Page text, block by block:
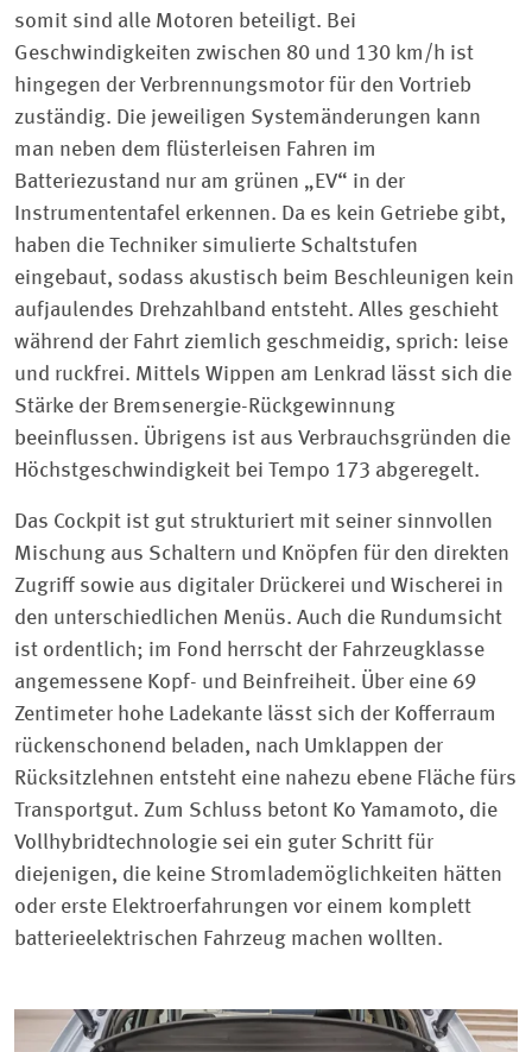
somit sind alle Motoren beteiligt. Bei
Geschwindigkeiten zwischen 80 und 130 km/h ist
hingegen der Verbrennungsmotor für den Vortrieb
zuständig. Die jeweiligen Systemänderungen kann
man neben dem flüsterleisen Fahren im
Batteriezustand nur am grünen „EV“ in der
Instrumententafel erkennen. Da es kein Getriebe gibt,
haben die Techniker simulierte Schaltstufen
eingebaut, sodass akustisch beim Beschleunigen kein
aufjaulendes Drehzahlband entsteht. Alles geschieht
während der Fahrt ziemlich geschmeidig, sprich: leise
und ruckfrei. Mittels Wippen am Lenkrad lässt sich die
Stärke der Bremsenergie-Rückgewinnung
beeinflussen. Übrigens ist aus Verbrauchsgründen die
Höchstgeschwindigkeit bei Tempo 173 abgeregelt.
Das Cockpit ist gut strukturiert mit seiner sinnvollen
Mischung aus Schaltern und Knöpfen für den direkten
Zugriff sowie aus digitaler Drückerei und Wischerei in
den unterschiedlichen Menüs. Auch die Rundumsicht
ist ordentlich; im Fond herrscht der Fahrzeugklasse
angemessene Kopf- und Beinfreiheit. Über eine 69
Zentimeter hohe Ladekante lässt sich der Kofferraum
rückenschonend beladen, nach Umklappen der
Rücksitzlehnen entsteht eine nahezu ebene Fläche fürs
Transportgut. Zum Schluss betont Ko Yamamoto, die
Vollhybridtechnologie sei ein guter Schritt für
diejenigen, die keine Stromlademöglichkeiten hätten
oder erste Elektroerfahrungen vor einem komplett
batterieelektrischen Fahrzeug machen wollten.